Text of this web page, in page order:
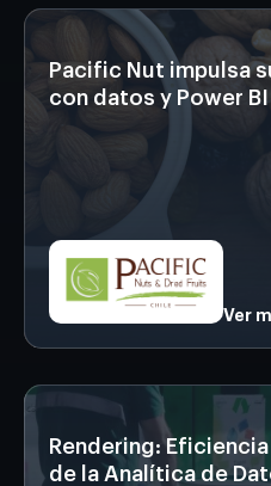
Pacific Nut impulsa
con datos y Power BI
Ver
Rendering:
de la Analítica de